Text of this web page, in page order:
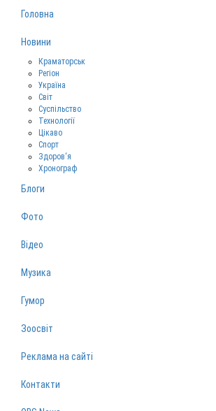
Головна
Новини
Краматорськ
Регіон
Україна
Світ
Суспільство
Технології
Цікаво
Спорт
Здоров‘я
Хронограф
Блоги
Фото
Відео
Музика
Гумор
Зоосвіт
Реклама на сайті
Контакти